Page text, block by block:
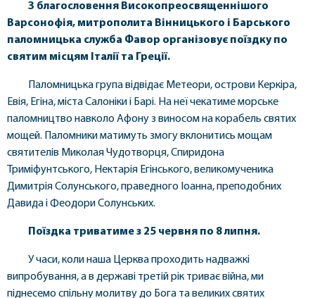
З благословення Високопреосвященнішого
Варсонофія, митрополита Вінницького і Барського
паломницька служба Фавор організовує поїздку по
святим місцям Італії та Греції.
Паломницька група відвідає Метеори, острови Керкіра,
Евія, Егіна, міста Салоніки і Барі. На неї чекатиме морське
паломництво навколо Афону з виносом на корабель святих
мощей. Паломники матимуть змогу вклонитись мощам
святителів Миколая Чудотворця, Спиридона
Триміфунтського, Нектарія Егінського, великомученика
Димитрія Солунського, праведного Іоанна, преподобних
Давида і Феодори Солунських.
Поїздка триватиме з 25 червня по 8 липня.
У часи, коли наша Церква проходить надважкі
випробування, а в державі третій рік триває війна, ми
піднесемо спільну молитву до Бога та великих святих